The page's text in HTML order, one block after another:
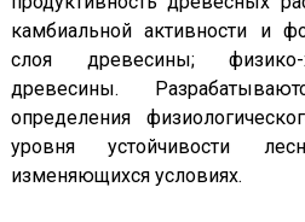
камбиальной активности и
слоя древесины; физико-
древесины.
определения
уровня устойчивости
изменяющихся условиях.